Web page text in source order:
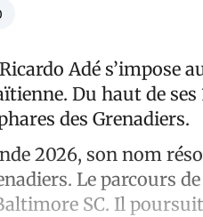
Adé s’impose
Du haut de ses
des Grenadiers.
2026, son nom
Le parcours
SC. Il